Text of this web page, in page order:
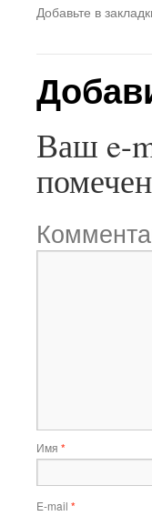
Добавьте в
Ваш e-
Имя *
E-mail *